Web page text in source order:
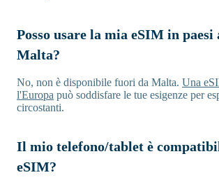
Posso usare la mia eSIM in
Malta?
No, non è disponibile fuori da Malta. Una
l'Europa può soddisfare le tue esigenze per
circostanti.
Il mio telefono/tablet è
eSIM?